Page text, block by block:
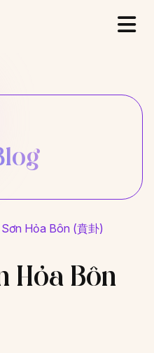
Hỏa Bôn (賁卦)
Hỏa Bôn